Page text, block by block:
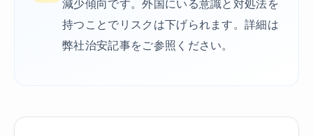
減少傾向です。外国にいる意識と対処法を
持つことでリスクは下げられます。詳細は
弊社治安記事をご参照ください。